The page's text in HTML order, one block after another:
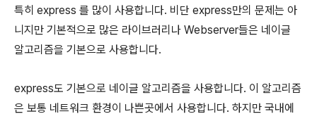
특히 express 를 많이 사용합니다. 비단 express만의 문제는 아
니지만 기본적으로 많은 라이브러리나 Webserver들은 네이글
알고리즘을 기본으로 사용합니다.
express도 기본으로 네이글 알고리즘을 사용합니다. 이 알고리즘
은 보통 네트워크 환경이 나쁜곳에서 사용합니다. 하지만 국내에